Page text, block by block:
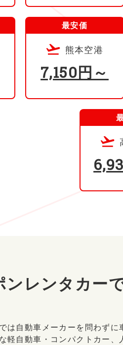
最安価
熊本空港
7,150円～
ンレンタカー
は自動車メーカーを問わず
軽自動車・コンパクトカー